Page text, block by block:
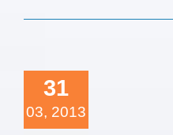
31
03, 2013